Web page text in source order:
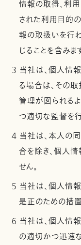
情報の取得、利
された利用目的
報の取扱いを行
じることを含みま
3 当社は、個人情
る場合は、その
管理が図られる
つ適切な監督を行
4 当社は、本人の
合を除き、個人
せん。
5 当社は、個人情
是正のための措置
6 当社は、個人情
の適切かつ迅速